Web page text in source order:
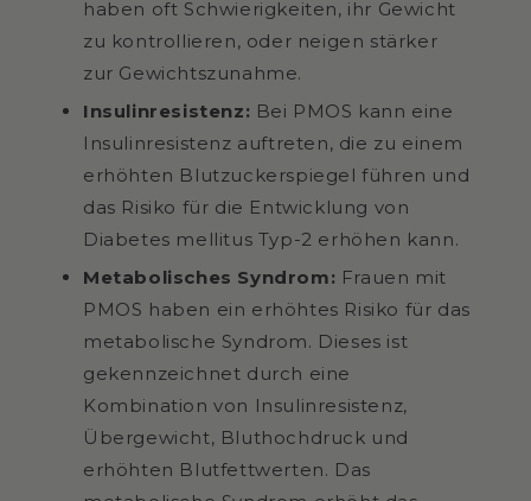
haben oft Schwierigkeiten, ihr Gewicht
zu kontrollieren, oder neigen stärker
zur Gewichtszunahme.
Insulinresistenz: Bei PMOS kann eine
Insulinresistenz auftreten, die zu einem
erhöhten Blutzuckerspiegel führen und
das Risiko für die Entwicklung von
Diabetes mellitus Typ-2 erhöhen kann.
Metabolisches Syndrom: Frauen mit
PMOS haben ein erhöhtes Risiko für das
metabolische Syndrom. Dieses ist
gekennzeichnet durch eine
Kombination von Insulinresistenz,
Übergewicht, Bluthochdruck und
erhöhten Blutfettwerten. Das